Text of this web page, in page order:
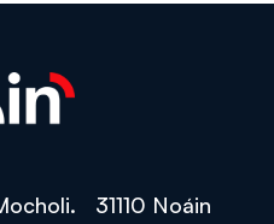
31110 Noáin